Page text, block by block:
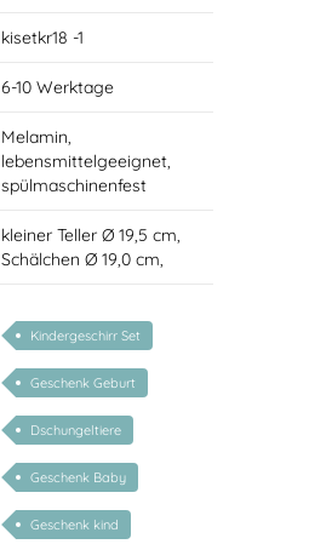
kisetkr18 -1
6-10 Werktage
Melamin,
lebensmittelgeeignet,
spülmaschinenfest
kleiner Teller Ø 19,5 cm,
Schälchen Ø 19,0 cm,
Kindergeschirr Set
Geschenk Geburt
Dschungeltiere
Geschenk Baby
Geschenk kind